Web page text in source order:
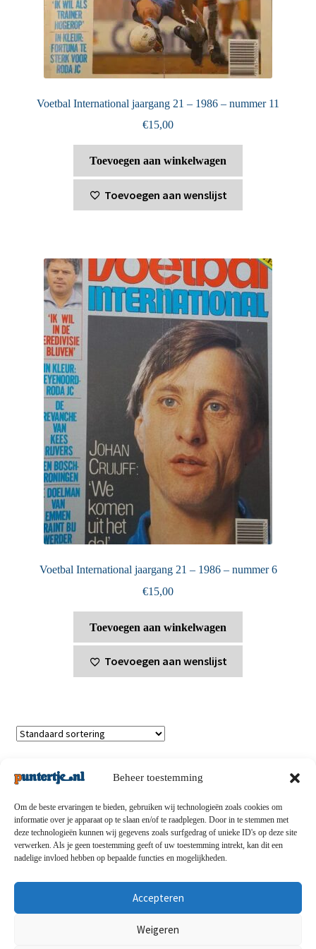
Beheer toestemming
Om de beste ervaringen te bieden, gebruiken wij technologieën zoals cookies om
informatie over je apparaat op te slaan en/of te raadplegen. Door in te stemmen met
deze technologieën kunnen wij gegevens zoals surfgedrag of unieke ID's op deze site
verwerken. Als je geen toestemming geeft of uw toestemming intrekt, kan dit een
nadelige invloed hebben op bepaalde functies en mogelijkheden.
Accepteren
Weigeren
Voetbal International jaargang 21 – 1986 – nummer 11
€15,00
Toevoegen aan winkelwagen
Toevoegen aan wenslijst
Voetbal International jaargang 21 – 1986 – nummer 6
€15,00
Toevoegen aan winkelwagen
Toevoegen aan wenslijst
Privacybeleid-Verzending en retouren-Algemene
voorwaarden-Disclaimert-Betaalmethoden-Over ons